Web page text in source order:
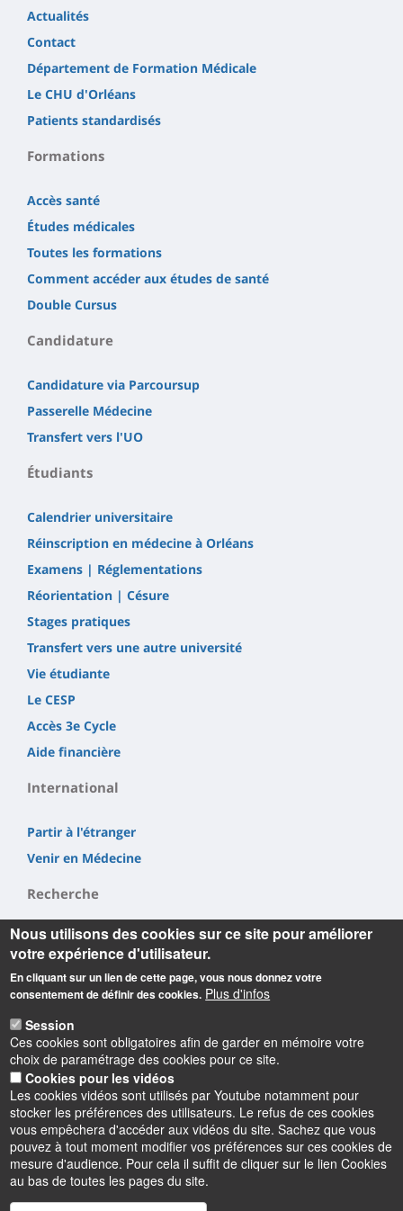
Actualités
Contact
Département de Formation Médicale
Le CHU d'Orléans
Patients standardisés
Formations
Accès santé
Études médicales
Toutes les formations
Comment accéder aux études de santé
Double Cursus
Candidature
Candidature via Parcoursup
Passerelle Médecine
Transfert vers l'UO
Étudiants
Calendrier universitaire
Réinscription en médecine à Orléans
Examens | Réglementations
Réorientation | Césure
Stages pratiques
Transfert vers une autre université
Vie étudiante
Le CESP
Accès 3e Cycle
Aide financière
International
Partir à l'étranger
Venir en Médecine
Recherche
LI²RSO
CBM
INEM
Informations
Nous utilisons des cookies sur ce site pour améliorer
votre expérience d'utilisateur.
En cliquant sur un lien de cette page, vous nous donnez votre
consentement de définir des cookies. Plus d'infos
Session
Ces cookies sont obligatoires afin de garder en mémoire votre
choix de paramétrage des cookies pour ce site.
Cookies pour les vidéos
Les cookies vidéos sont utilisés par Youtube notamment pour
stocker les préférences des utilisateurs. Le refus de ces cookies
vous empêchera d'accéder aux vidéos du site. Sachez que vous
pouvez à tout moment modifier vos préférences sur ces cookies de
mesure d'audience. Pour cela il suffit de cliquer sur le lien Cookies
au bas de toutes les pages du site.